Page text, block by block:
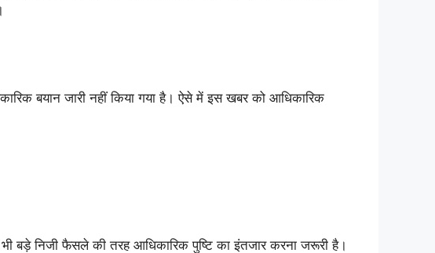
बयान जारी नहीं किया गया है। ऐसे में इस खबर को आधिकारिक
बड़े निजी फैसले की तरह आधिकारिक पुष्टि का इंतजार करना जरूरी है।